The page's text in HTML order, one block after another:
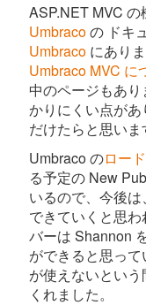
ASP.NET MVC の
Umbracoの ドキ
Umbraco にあり
Umbraco MVC に
中のページもあ
かりにくい点が
だけたらと思いま
Umbraco のロー
る予定の New
いるので、今後
できていくと思
バーは Shannon
ができると思っ
が使えないとい
くれました。